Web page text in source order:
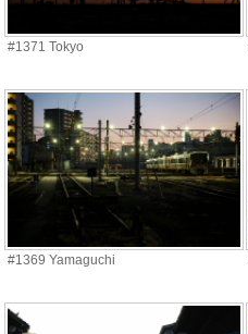
#1371 Tokyo
#1369 Yamaguchi